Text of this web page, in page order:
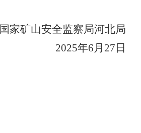
国家矿山安全监察局河北局
2025年6月27日